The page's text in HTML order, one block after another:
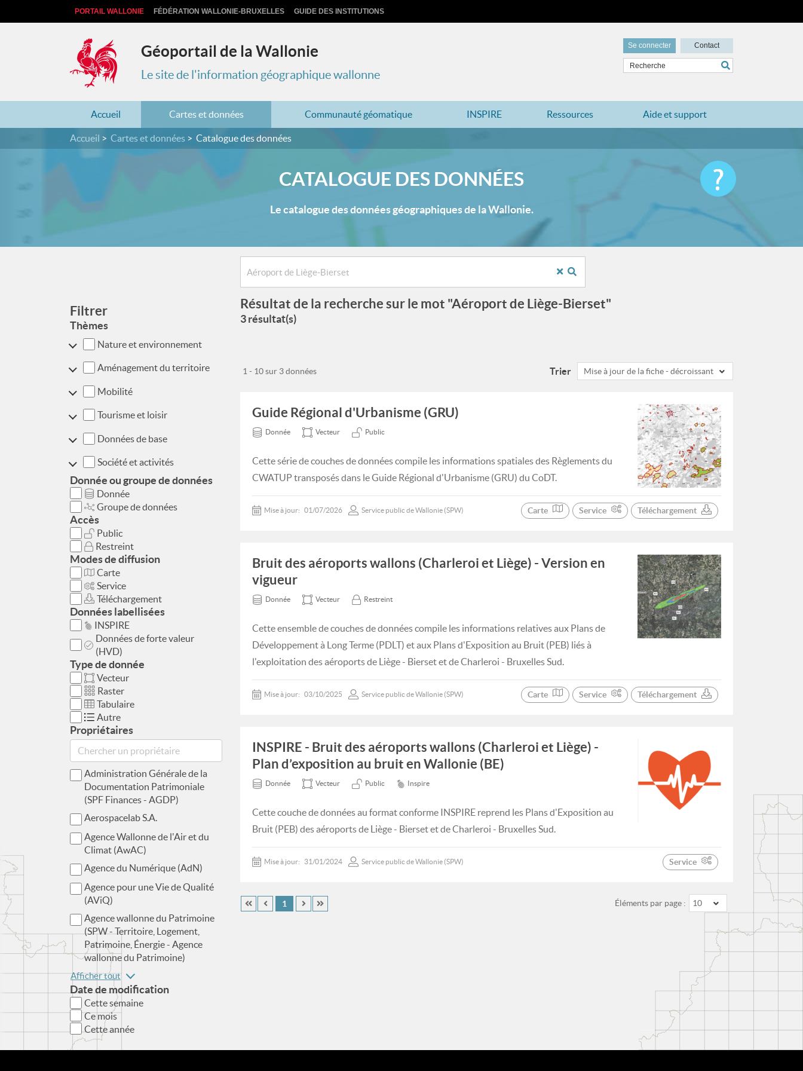
PORTAIL WALLONIE FÉDÉRATION WALLONIE-BRUXELLES GUIDE DES INSTITUTIONS
Géoportail de la Wallonie
Le site de l'information géographique wallonne
Se connecter Contact
Accueil Cartes et données Communauté géomatique INSPIRE Ressources Aide et support
Accueil Cartes et données Catalogue des données
CATALOGUE DES DONNÉES
Le catalogue des données géographiques de la Wallonie.
Filtrer
Thèmes
Nature et environnement
Aménagement du territoire
Mobilité
Tourisme et loisir
Données de base
Société et activités
Donnée ou groupe de données
Donnée
Groupe de données
Accès
Public
Restreint
Modes de diffusion
Carte
Service
Téléchargement
Données labellisées
INSPIRE
Données de forte valeur
(HVD)
Type de donnée
Vecteur
Raster
Tabulaire
Autre
Propriétaires
Administration Générale de la
Documentation Patrimoniale
(SPF Finances - AGDP)
Aerospacelab S.A.
Agence Wallonne de l'Air et du
Climat (AwAC)
Agence du Numérique (AdN)
Agence pour une Vie de Qualité
(AViQ)
Agence wallonne du Patrimoine
(SPW - Territoire, Logement,
Patrimoine, Énergie - Agence
wallonne du Patrimoine)
Afficher tout
Date de modification
Cette semaine
Ce mois
Cette année
Résultat de la recherche sur le mot "Aéroport de Liège-Bierset"
3 résultat(s)
Trier Mise à jour de la fiche - décroissant
1 - 10 sur 3 données
Guide Régional d'Urbanisme (GRU)
Donnée Vecteur Public
Cette série de couches de données compile les informations spatiales des Règlements du
CWATUP transposés dans le Guide Régional d'Urbanisme (GRU) du CoDT.
Mise à jour: 01/07/2026 Service public de Wallonie (SPW) Carte Service Téléchargement
Bruit des aéroports wallons (Charleroi et Liège) - Version en
vigueur
Donnée Vecteur Restreint
Cette ensemble de couches de données compile les informations relatives aux Plans de
Développement à Long Terme (PDLT) et aux Plans d'Exposition au Bruit (PEB) liés à
l'exploitation des aéroports de Liège - Bierset et de Charleroi - Bruxelles Sud.
Mise à jour: 03/10/2025 Service public de Wallonie (SPW) Carte Service Téléchargement
INSPIRE - Bruit des aéroports wallons (Charleroi et Liège) -
Plan d’exposition au bruit en Wallonie (BE)
Donnée Vecteur Public Inspire
Cette couche de données au format conforme INSPIRE reprend les Plans d'Exposition au
Bruit (PEB) des aéroports de Liège - Bierset et de Charleroi - Bruxelles Sud.
Mise à jour: 31/01/2024 Service public de Wallonie (SPW) Service
Éléments par page : 10
1